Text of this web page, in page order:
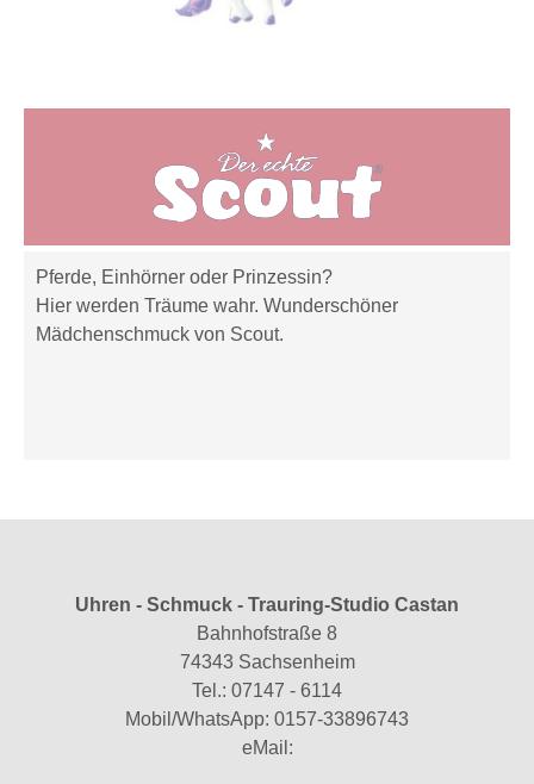
Pferde, Einhörner oder Prinzessin?
Hier werden Träume wahr. Wunderschöner
Mädchenschmuck von Scout.
Uhren - Schmuck - Trauring-Studio Castan
Bahnhofstraße 8
74343 Sachsenheim
Tel.: 07147 - 6114
Mobil/WhatsApp: 0157-33896743
eMail: